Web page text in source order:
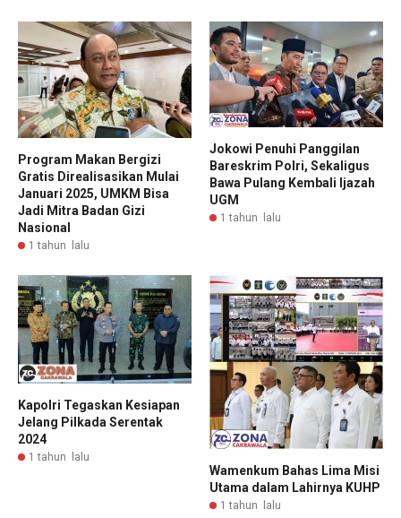
Program Makan Bergizi
Gratis Direalisasikan Mulai
Januari 2025, UMKM Bisa
Jadi Mitra Badan Gizi
Nasional
1 tahun lalu
Jokowi Penuhi Panggilan
Bareskrim Polri, Sekaligus
Bawa Pulang Kembali Ijazah
UGM
1 tahun lalu
Kapolri Tegaskan Kesiapan
Jelang Pilkada Serentak
2024
1 tahun lalu
Wamenkum Bahas Lima Misi
Utama dalam Lahirnya KUHP
1 tahun lalu